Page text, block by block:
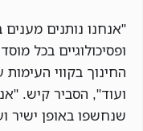
"אנחנו נותנים
ופסיכולוגיים בכל
החינוך בקווי
ועוד", הסביר קיש.
שנחשפו באופן ישיר